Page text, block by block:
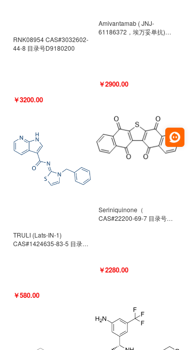
RNK08954 CAS#3032602-
44-8 目录号D9180200
￥3200.00
TRULI (Lats-IN-1)
CAS#1424635-83-5 目录号
￥580.00
Amivantamab ( JNJ-
61186372，埃万妥单抗)
￥2900.00
Seriniquinone（
CAS#22200-69-7 目录号
￥2280.00